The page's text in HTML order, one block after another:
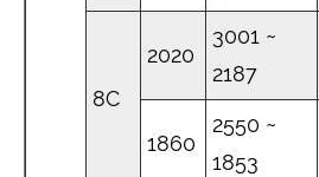
8C
2020
3001 ~
2187
1860
2550 ~
1853